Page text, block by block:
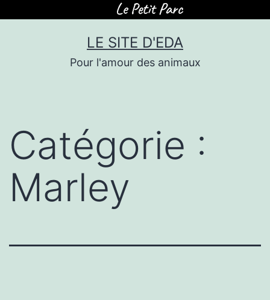
LE SITE D'EDA
Pour l'amour des animaux
Catégorie :
Marley